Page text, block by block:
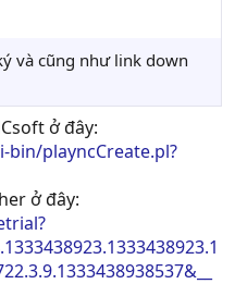
và cũng như link down
ở đây:
playncCreate.pl?
ở đây: